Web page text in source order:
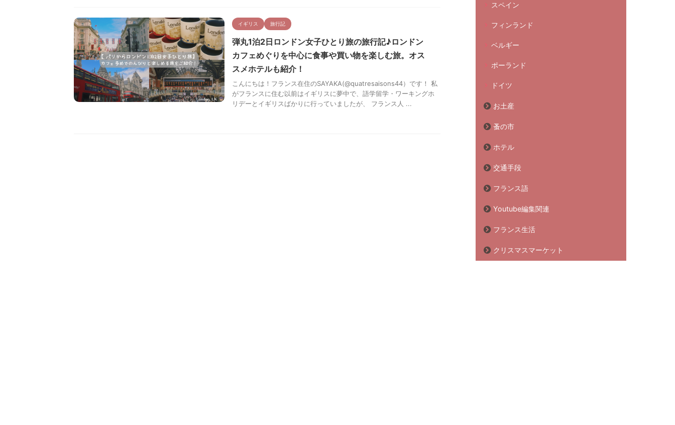
イギリス 旅行記
弾丸1泊2日ロンドン女子ひとり旅の旅行記♪ロンドン
カフェめぐりを中心に食事や買い物を楽しむ旅。オス
スメホテルも紹介！
こんにちは！フランス在住のSAYAKA(@quatresaisons44）です！ 私
がフランスに住む以前はイギリスに夢中で、語学留学・ワーキングホ
リデーとイギリスばかりに行っていましたが、 フランス人 ...
スペイン
フィンランド
ベルギー
ポーランド
ドイツ
お土産
蚤の市
ホテル
交通手段
フランス語
Youtube編集関連
フランス生活
クリスマスマーケット